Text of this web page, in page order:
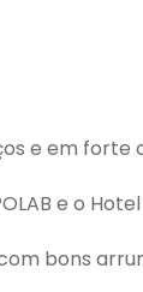
e em forte
e o
bons